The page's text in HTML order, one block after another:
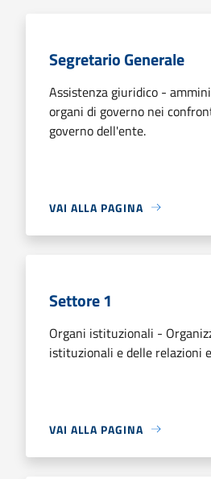
Segretario Generale
Assistenza giuridico -
organi di governo nei
governo dell'ente.
VAI ALLA PAGINA
Settore 1
Organi istituzionali -
istituzionali e delle relazioni
VAI ALLA PAGINA